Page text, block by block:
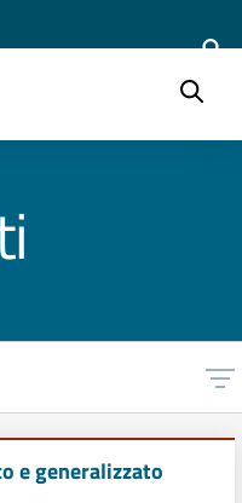
e generalizzato